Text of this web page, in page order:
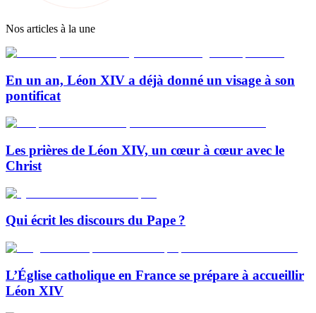
Nos articles à la une
En un an, Léon XIV a déjà donné un visage à son
pontificat
Les prières de Léon XIV, un cœur à cœur avec le
Christ
Qui écrit les discours du Pape ?
L’Église catholique en France se prépare à accueillir
Léon XIV